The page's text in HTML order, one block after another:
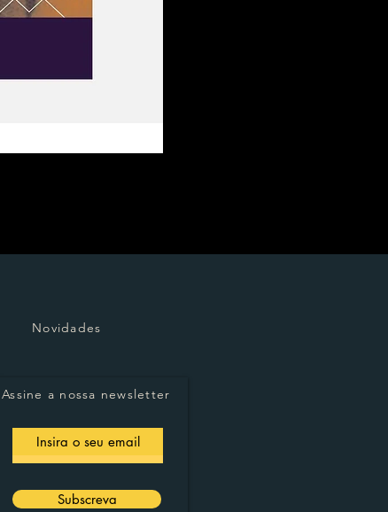
Novidades
Assine a nossa newsletter
Subscreva